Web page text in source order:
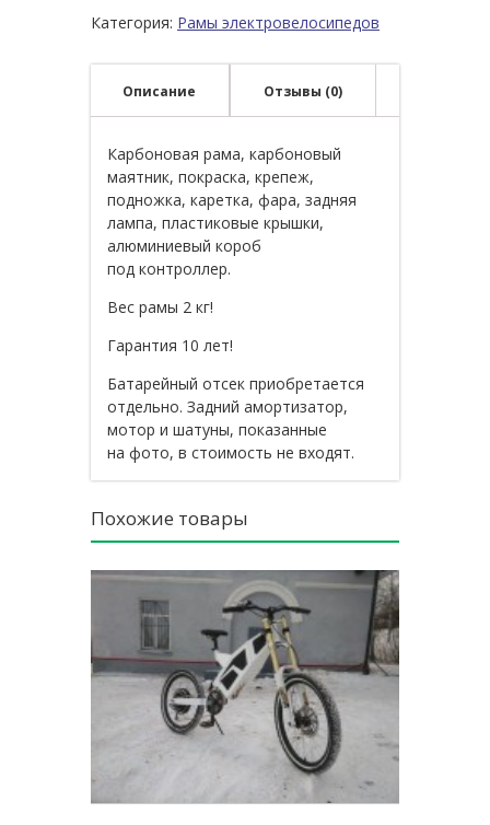
Категория: Рамы электровелосипедов
Описание Отзывы (0)
Карбоновая рама, карбоновый
маятник, покраска, крепеж,
подножка, каретка, фара, задняя
лампа, пластиковые крышки,
алюминиевый короб
под контроллер.
Вес рамы 2 кг!
Гарантия 10 лет!
Батарейный отсек приобретается
отдельно. Задний амортизатор,
мотор и шатуны, показанные
на фото, в стоимость не входят.
Похожие товары